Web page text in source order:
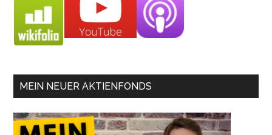
MEIN NEUER AKTIENFONDS